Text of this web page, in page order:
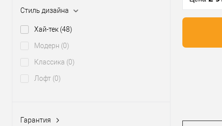
Стиль дизайна
Хай-тек (48)
Модерн (0)
Классика (0)
Лофт (0)
Гарантия
системи